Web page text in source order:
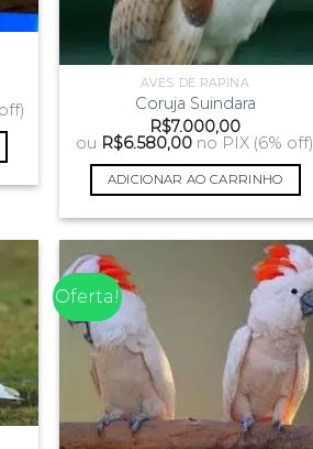
AVES DE RAPINA
Coruja Suindara
R$7.000,00
ou R$6.580,00 no PIX (6% off)
ADICIONAR AO CARRINHO
Oferta!